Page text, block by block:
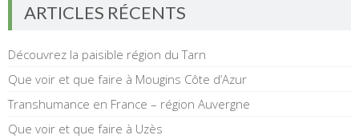
ARTICLES RÉCENTS
Découvrez la paisible région du Tarn
Que voir et que faire à Mougins Côte d’Azur
Transhumance en France – région Auvergne
Que voir et que faire à Uzès